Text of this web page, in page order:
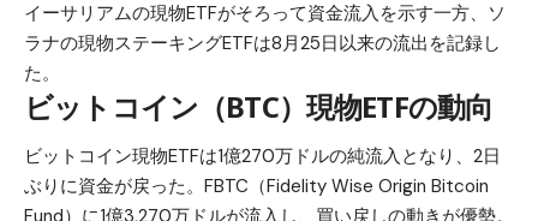
イーサリアムの現物ETFがそろって資金流入を示す一方、ソ
ラナの現物ステーキングETFは8月25日以来の流出を記録し
た。
ビットコイン（BTC）現物ETFの動向
ビットコイン現物ETFは1億270万ドルの純流入となり、2日
ぶりに資金が戻った。FBTC（Fidelity Wise Origin Bitcoin